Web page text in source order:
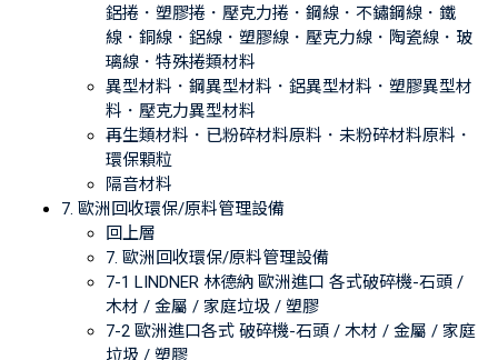
鋁捲．塑膠捲．壓克力捲．鋼線．不鏽鋼線．鐵
線．銅線．鋁線．塑膠線．壓克力線．陶瓷線．玻
璃線．特殊捲類材料
異型材料．鋼異型材料．鋁異型材料．塑膠異型材
料．壓克力異型材料
再生類材料．已粉碎材料原料．未粉碎材料原料．
環保顆粒
隔音材料
7. 歐洲回收環保/原料管理設備
回上層
7. 歐洲回收環保/原料管理設備
7-1 LINDNER 林德納 歐洲進口 各式破碎機-石頭 /
木材 / 金屬 / 家庭垃圾 / 塑膠
7-2 歐洲進口各式 破碎機-石頭 / 木材 / 金屬 / 家庭
垃圾 / 塑膠